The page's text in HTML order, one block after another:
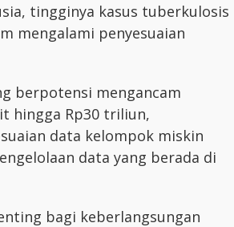
tingginya kasus tuberkulosis
mengalami penyesuaian
berpotensi mengancam
hingga Rp30 triliun,
data kelompok miskin
data yang berada di
bagi keberlangsungan